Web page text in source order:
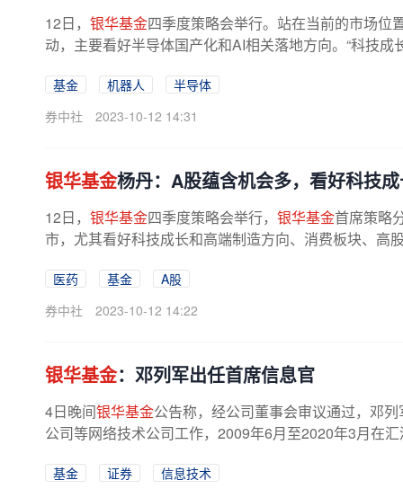
12日， 银华基金四季度策略会举行。站在当前的市场位
动，主要看好半导体国产化和AI相关落地方向。“科技
基金 机器人
半导体
券中社
2023-10-12 14:31
银华基金杨丹：A股蕴含机会多，看好科技
12日， 银华基金四季度策略会举行， 银华基金首席策略
市，尤其看好科技成长和高端制造方向、消费板块、高
医药 基金
A股
券中社
2023-10-12 14:22
银华基金：邓列军出任首席信息官
4日晚间银华基金公告称，经公司董事会审议通过，邓
公司等网络技术公司工作，2009年6月至2020年3月在
基金 证券
信息技术